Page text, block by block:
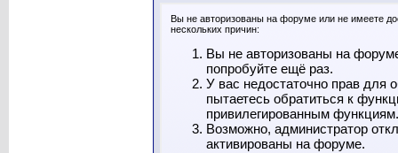
Вы не авторизованы на форуме или не имеете
нескольких причин:
Вы не авторизованы на
попробуйте ещё раз.
У вас недостаточно прав для
пытаетесь обратиться к
привилегированным функциям.
Возможно, администратор
активированы на форуме.